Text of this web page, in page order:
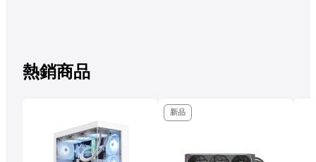
熱銷商品
新品